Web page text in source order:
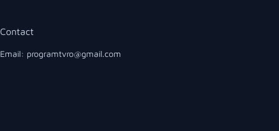
Contact
Email: programtvro@gmail.com